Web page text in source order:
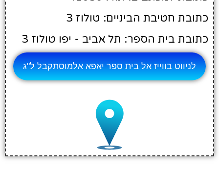
כתובת חטיבת הביניים: טולוז 3
כתובת בית הספר: תל אביב - יפו טולוז 3
לניווט בווייז אל בית ספר יאפא אלמוסתקבל ל"ג